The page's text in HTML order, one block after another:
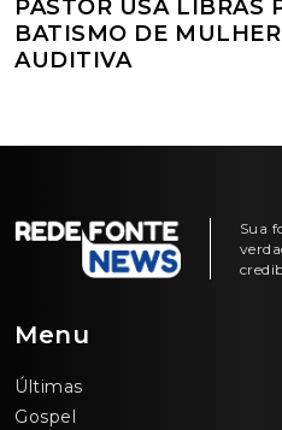
PASTOR USA LIBRAS
BATISMO DE
AUDITIVA
Sua
Menu
Últimas
Gospel